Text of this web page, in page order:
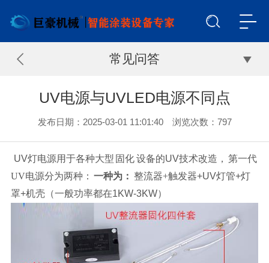
常见问答
UV电源与UVLED电源不同点
发布日期：2025-03-01 11:01:40 浏览次数： 797
UV灯电源用于各种大型 固化设备的UV技术改造， 第一代
UV电源分为两种： 一种为： 整流器+触发器+UV灯管+灯
罩+机壳（一般功率都在1KW-3KW）